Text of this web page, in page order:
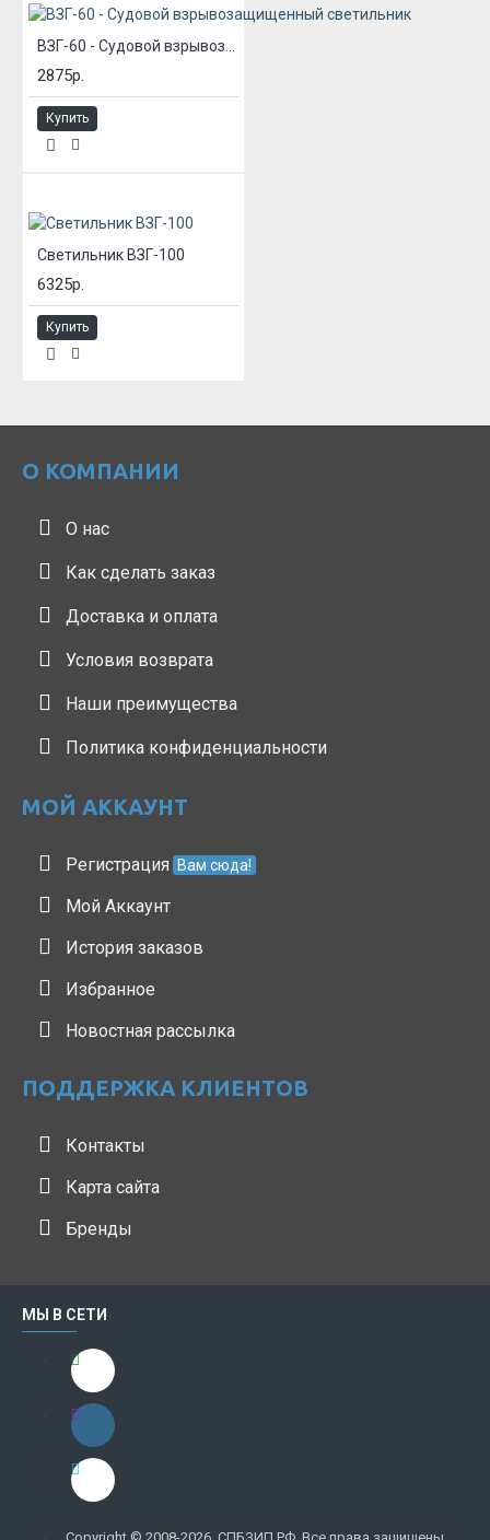
2875р.
Купить
Светильник ВЗГ-100
6325р.
Купить
О КОМПАНИИ
О нас
Как сделать заказ
Доставка и оплата
Условия возврата
Наши преимущества
Политика конфиденциальности
МОЙ АККАУНТ
Регистрация Вам сюда!
Мой Аккаунт
История заказов
Избранное
Новостная рассылка
ПОДДЕРЖКА КЛИЕНТОВ
Контакты
Карта сайта
Бренды
МЫ В СЕТИ